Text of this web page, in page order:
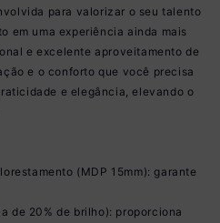
para valorizar o seu talento
em uma experiência ainda mais
e excelente aproveitamento de
e o conforto que você precisa
e elegância, elevando o
(MDP 15mm): garante
de 20% de brilho): proporciona